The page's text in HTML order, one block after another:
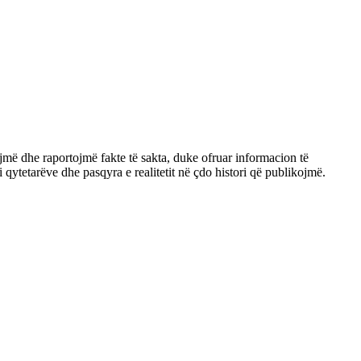
dhe raportojmë fakte të sakta, duke ofruar informacion të
dhe pasqyra e realitetit në çdo histori që publikojmë.